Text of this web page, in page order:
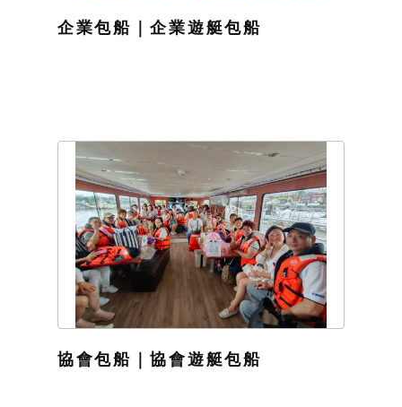
企業包船｜企業遊艇包船
協會包船｜協會遊艇包船